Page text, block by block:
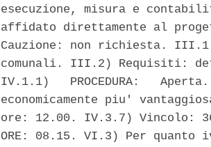
esecuzione, misura e
affidato direttamente al
Cauzione: non richiesta.
comunali. III.2) Requisiti:
IV.1.1)   PROCEDURA:
economicamente piu'
ore: 12.00. IV.3.7) Vincolo:
ORE: 08.15. VI.3) Per